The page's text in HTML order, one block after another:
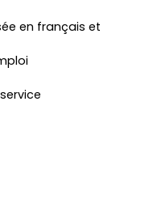
en français et